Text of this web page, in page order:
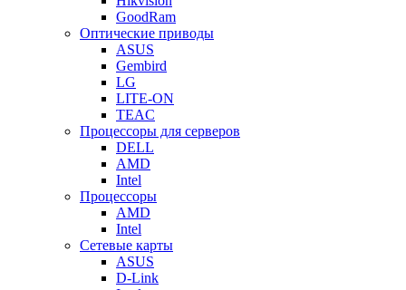
GoodRam
Оптические приводы
ASUS
Gembird
LG
LITE-ON
TEAC
Процессоры для серверов
DELL
AMD
Intel
Процессоры
AMD
Intel
Сетевые карты
ASUS
D-Link